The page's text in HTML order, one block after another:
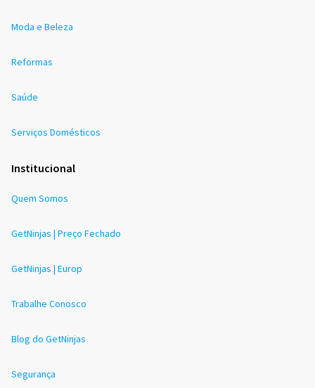
Moda e Beleza
Reformas
Saúde
Serviços Domésticos
Institucional
Quem Somos
GetNinjas | Preço Fechado
GetNinjas | Europ
Trabalhe Conosco
Blog do GetNinjas
Segurança